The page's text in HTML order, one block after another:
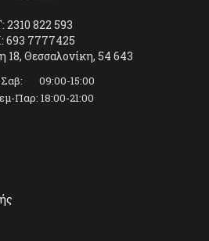
2310 822 593
693 7777425
Θεσσαλονίκη, 54 643
Σαβ: 09:00-15:00
Παρ: 18:00-21:00